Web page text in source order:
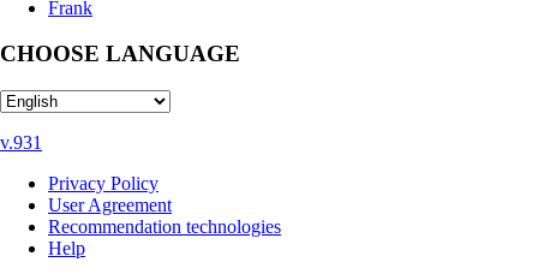
Frank
CHOOSE LANGUAGE
v.931
Privacy Policy
User Agreement
Recommendation technologies
Help